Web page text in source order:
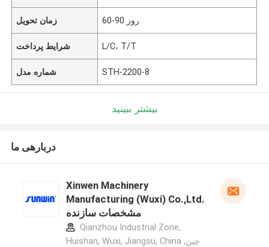
زمان تحویل 60-90 روز
شرایط پرداخت L/C، T/T
شماره مدل STH-2200-8
بیشتر ببینید
دربارهی ما
Xinwen Machinery
Manufacturing (Wuxi) Co.,Ltd.
مشخصات سازنده
Qianzhou Industrial Zone,
Huishan, Wuxi, Jiangsu, China ,چین